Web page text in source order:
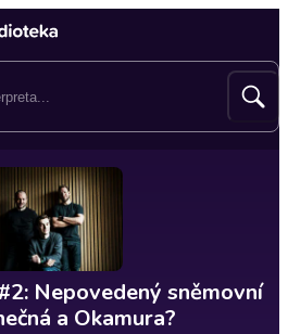
Nepovedený sněmovní
a Okamura?